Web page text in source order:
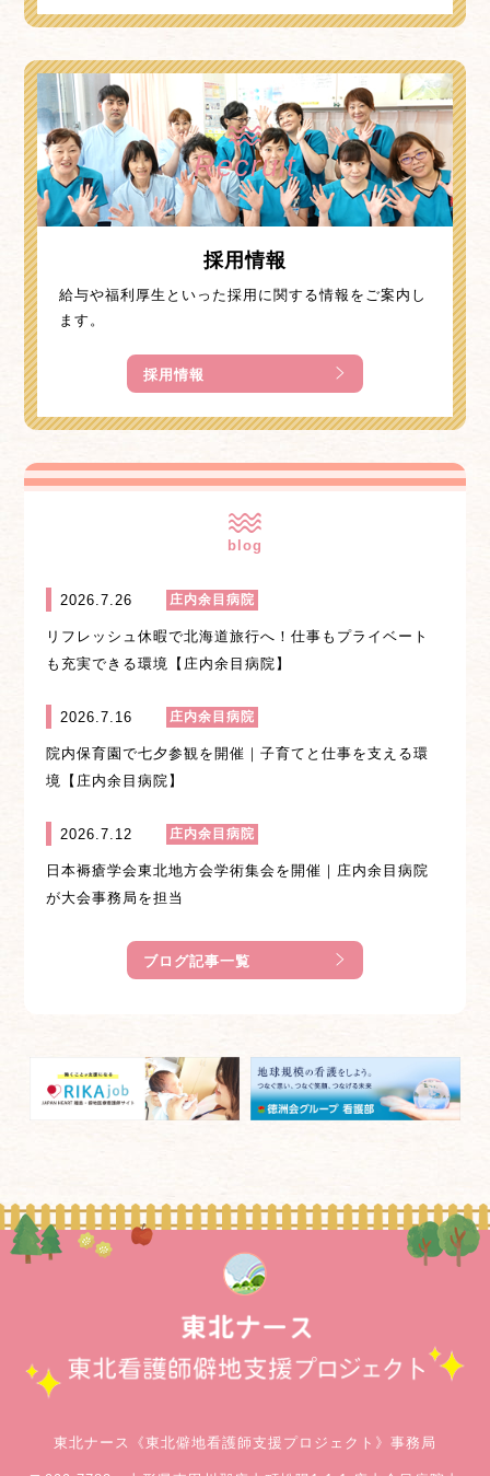
Recruit
採用情報
給与や福利厚生といった採用に関する情報をご案内し
ます。
採用情報
blog
2026.7.26 庄内余目病院
リフレッシュ休暇で北海道旅行へ！仕事もプライベート
も充実できる環境【庄内余目病院】
2026.7.16 庄内余目病院
院内保育園で七夕参観を開催｜子育てと仕事を支える環
境【庄内余目病院】
2026.7.12 庄内余目病院
日本褥瘡学会東北地方会学術集会を開催｜庄内余目病院
が大会事務局を担当
ブログ記事一覧
東北ナース《東北僻地看護師支援プロジェクト》事務局